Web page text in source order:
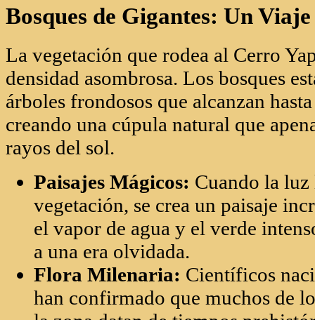
Paisajes Mágicos:Cuando la luz
vegetación, se crea un paisaje
el vapor de agua y el verde
a una era olvidada.
Flora Milenaria:Científicos
han confirmado que muchos de
la zona datan de tiempos
parque en un museo botánico
La Joya de la Corona: La
La efervescencia biológica de
protagonista absoluto que atrae a
mundo.